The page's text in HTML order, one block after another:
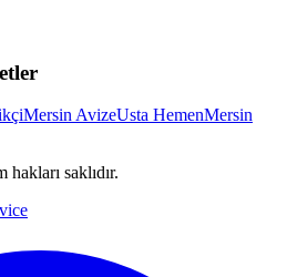
Mersin AvizeUsta HemenMersin
hakları saklıdır.